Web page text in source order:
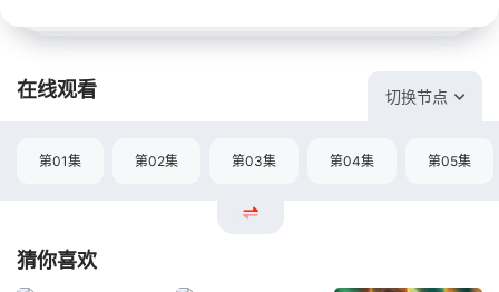
在线观看 切换节点
第01集 第02集 第03集 第04集 第05集
猜你喜欢